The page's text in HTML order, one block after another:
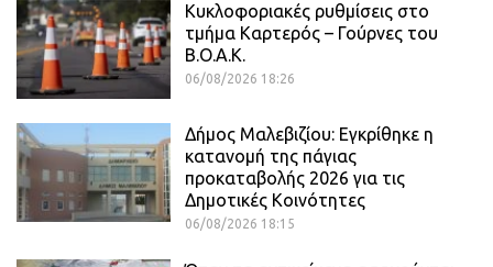
Κυκλοφοριακές ρυθμίσεις στο
τμήμα Καρτερός – Γούρνες του
Β.Ο.Α.Κ.
06/08/2026 18:26
Δήμος Μαλεβιζίου: Εγκρίθηκε η
κατανομή της πάγιας
προκαταβολής 2026 για τις
Δημοτικές Κοινότητες
06/08/2026 18:15